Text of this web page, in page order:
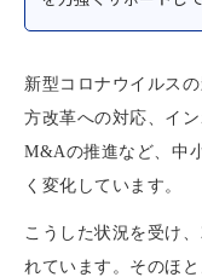
新型コロナウイルス
方改革への対応、イ
M&Aの推進など、中
く変化しています。
こうした状況を受け
れています。そのほ